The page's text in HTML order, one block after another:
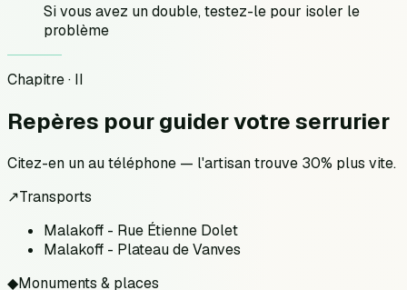
Si vous avez un double, testez-le pour isoler le
problème
Chapitre · II
Repères pourguider votre serrurier
Citez-en un au téléphone — l'artisan trouve 30% plus vite.
↗Transports
Malakoff - Rue Étienne Dolet
Malakoff - Plateau de Vanves
◆Monuments & places